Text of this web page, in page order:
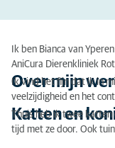
Ik ben Bianca van
AniCura Dierenkliniek
Over mijn
Ik vind het fijn dat ik in
veelzijdigheid en het
Katten en
Thuis heb ik twee
tijd met ze door. Ook